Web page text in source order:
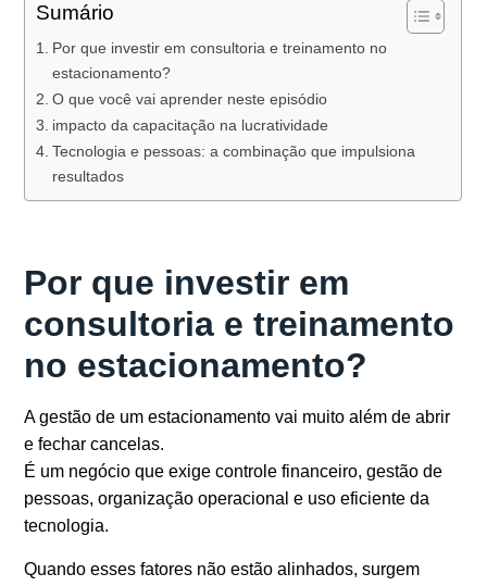
Sumário
Por que investir em consultoria e treinamento no
estacionamento?
O que você vai aprender neste episódio
impacto da capacitação na lucratividade
Tecnologia e pessoas: a combinação que impulsiona
resultados
Por que investir em
consultoria e treinamento
no estacionamento?
A gestão de um estacionamento vai muito além de abrir
e fechar cancelas.
É um negócio que exigecontrole financeiro,gestão de
pessoas,organização operacional e uso eficiente da
tecnologia.
Quando esses fatores não estão alinhados, surgem